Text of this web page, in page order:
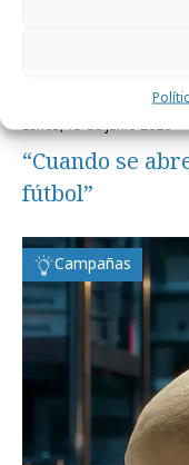
lunes, 15 de junio 2026
“Cuando se
fútbol”
Campañas